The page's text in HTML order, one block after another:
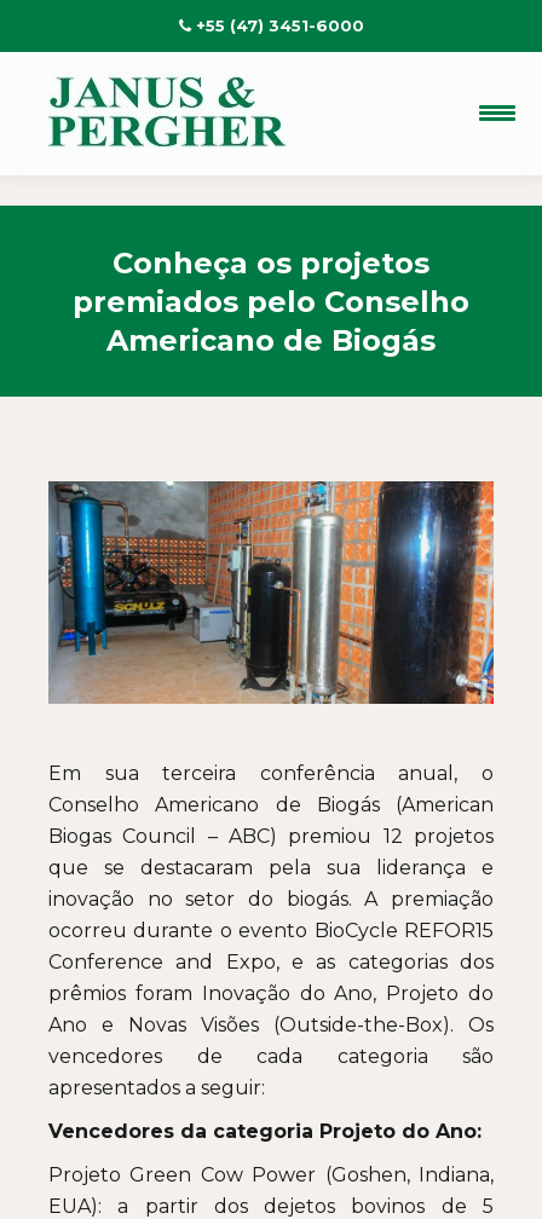
+55 (47) 3451-6000
Conheça os projetos
premiados pelo Conselho
Americano de Biogás
Em sua terceira conferência anual, o
Conselho Americano de Biogás (American
Biogas Council – ABC) premiou 12 projetos
que se destacaram pela sua liderança e
inovação no setor do biogás. A premiação
ocorreu durante o evento BioCycle REFOR15
Conference and Expo, e as categorias dos
prêmios foram Inovação do Ano, Projeto do
Ano e Novas Visões (Outside-the-Box). Os
vencedores de cada categoria são
apresentados a seguir:
Vencedores da categoria Projeto do Ano:
Projeto Green Cow Power (Goshen, Indiana,
EUA): a partir dos dejetos bovinos de 5